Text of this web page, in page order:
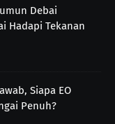
Debai
Hadapi Tekanan
Siapa EO
Penuh?